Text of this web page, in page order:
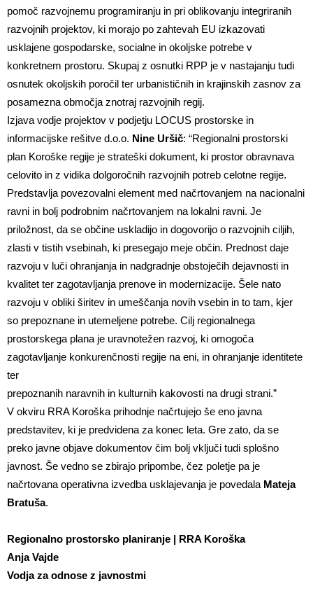
pomoč razvojnemu programiranju in pri oblikovanju integriranih
razvojnih projektov, ki morajo po zahtevah EU izkazovati
usklajene gospodarske, socialne in okoljske potrebe v
konkretnem prostoru. Skupaj z osnutki RPP je v nastajanju tudi
osnutek okoljskih poročil ter urbanističnih in krajinskih zasnov za
posamezna območja znotraj razvojnih regij.
Izjava vodje projektov v podjetju LOCUS prostorske in
informacijske rešitve d.o.o. Nine Uršič: “Regionalni prostorski
plan Koroške regije je strateški dokument, ki prostor obravnava
celovito in z vidika dolgoročnih razvojnih potreb celotne regije.
Predstavlja povezovalni element med načrtovanjem na nacionalni
ravni in bolj podrobnim načrtovanjem na lokalni ravni. Je
priložnost, da se občine uskladijo in dogovorijo o razvojnih ciljih,
zlasti v tistih vsebinah, ki presegajo meje občin. Prednost daje
razvoju v luči ohranjanja in nadgradnje obstoječih dejavnosti in
kvalitet ter zagotavljanja prenove in modernizacije. Šele nato
razvoju v obliki širitev in umeščanja novih vsebin in to tam, kjer
so prepoznane in utemeljene potrebe. Cilj regionalnega
prostorskega plana je uravnotežen razvoj, ki omogoča
zagotavljanje konkurenčnosti regije na eni, in ohranjanje identitete
ter
prepoznanih naravnih in kulturnih kakovosti na drugi strani.”
V okviru RRA Koroška prihodnje načrtujejo še eno javna
predstavitev, ki je predvidena za konec leta. Gre zato, da se
preko javne objave dokumentov čim bolj vključi tudi splošno
javnost. Še vedno se zbirajo pripombe, čez poletje pa je
načrtovana operativna izvedba usklajevanja je povedala Mateja
Bratuša.
Regionalno prostorsko planiranje | RRA Koroška
Anja Vajde
Vodja za odnose z javnostmi